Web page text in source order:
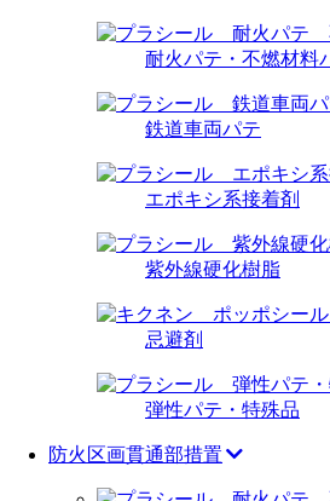
耐火パテ・不燃材料
鉄道車両パテ
エポキシ系接着剤
紫外線硬化樹脂
忌避剤
弾性パテ・特殊品
防火区画貫通部措置